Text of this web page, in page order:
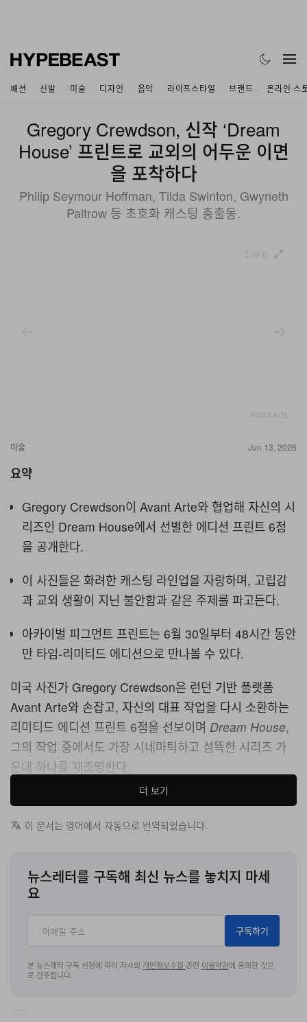
패션 신발 미술 디자인 음악 라이프스타일 브랜드 온라인 스
Gregory Crewdson, 신작 ‘Dream
House’ 프린트로 교외의 어두운 이면
을 포착하다
Philip Seymour Hoffman, Tilda Swinton, Gwyneth
Paltrow 등 초호화 캐스팅 총출동.
미술 Jun 13, 2026
요약
Gregory Crewdson이 Avant Arte와 협업해 자신의 시
리즈인 Dream House에서 선별한 에디션 프린트 6점
을 공개한다.
이 사진들은 화려한 캐스팅 라인업을 자랑하며, 고립감
과 교외 생활이 지닌 불안함과 같은 주제를 파고든다.
아카이벌 피그먼트 프린트는 6월 30일부터 48시간 동안
만 타임-리미티드 에디션으로 만나볼 수 있다.
미국 사진가 Gregory Crewdson은 런던 기반 플랫폼
Avant Arte와 손잡고, 자신의 대표 작업을 다시 소환하는
리미티드 에디션 프린트 6점을 선보이며 Dream House,
그의 작업 중에서도 가장 시네마틱하고 섬뜩한 시리즈 가
운데 하나를 재조명한다.
이 시리즈는 당초The New York Times가 2002년에 의
뢰한 작업으로, Crewdson 특유의 미학을 가장 잘 드러낸
고 그 이면에서 끓어오르는 어둡고 멜랑콜리한 긴장을 정
확히 포착해 내는 능력이 응축되어 있다.
버몬트주의 버려진 주택에서 촬영된 이 사진들은 소름이
돋을 만큼 서늘하다. 미국적 악몽을 연상시키는, 지극히 미
국적인 몽환 상태를 제시한다. 할리우드 영화에 버금가는
스케일, 디테일, 그리고 앙상블로 완성된 이 시리즈에는
더 보기
이 문서는 영어에서 자동으로 번역되었습니다.
뉴스레터를 구독해 최신 뉴스를 놓치지 마세
요
구독하기
본 뉴스레터 구독 신청에 따라 자사의 개인정보수집 관련 이용약관에 동의한 것으
로 간주됩니다.